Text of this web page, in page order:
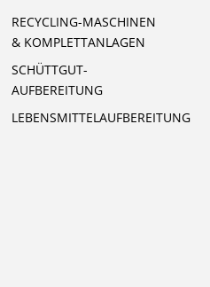
RECYCLING-MASCHINEN
& KOMPLETTANLAGEN
SCHÜTTGUT-
AUFBEREITUNG
LEBENSMITTELAUFBEREITUNG